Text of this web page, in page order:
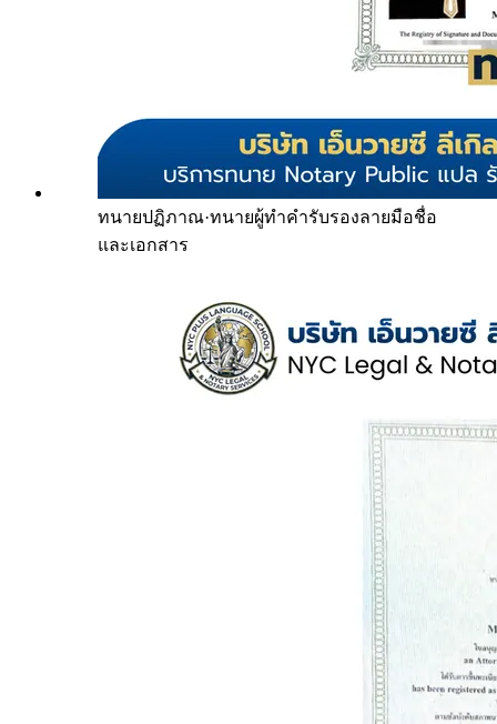
ทนายปฏิภาณ·ทนายผู้ทำคำรับรองลายมือชื่อ
และเอกสาร